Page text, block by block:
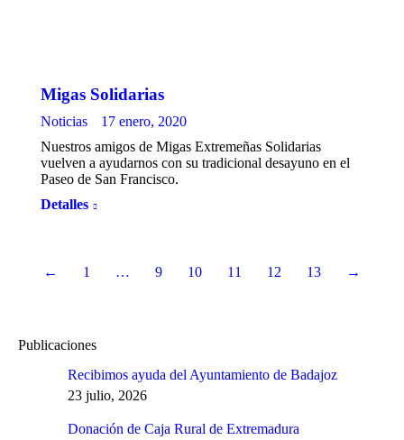
Migas Solidarias
Noticias
17 enero, 2020
Nuestros amigos de Migas Extremeñas Solidarias
vuelven a ayudarnos con su tradicional desayuno en el
Paseo de San Francisco.
Detalles
← 1 … 9 10 11 12 13 →
Publicaciones
Recibimos ayuda del Ayuntamiento de Badajoz
23 julio, 2026
Donación de Caja Rural de Extremadura